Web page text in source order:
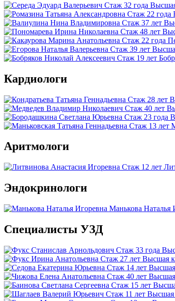
Стаж 32 года
Стаж 22 года
Стаж 37 лет
Стаж 48 лет
Стаж 22 года
Стаж 39 лет
Стаж 19 лет
Кардиологи
Стаж 28 лет
Стаж 40 лет
Стаж 23 года
Стаж 13 лет
Аритмологи
Стаж 12 лет
Эндокринологи
Манькова Наталья
Специалисты УЗД
Стаж 33 года
Стаж 27 лет Высшая
Стаж 14 лет Высшая
Стаж 40 лет Высшая
Стаж 15 лет
Стаж 11 лет Высшая